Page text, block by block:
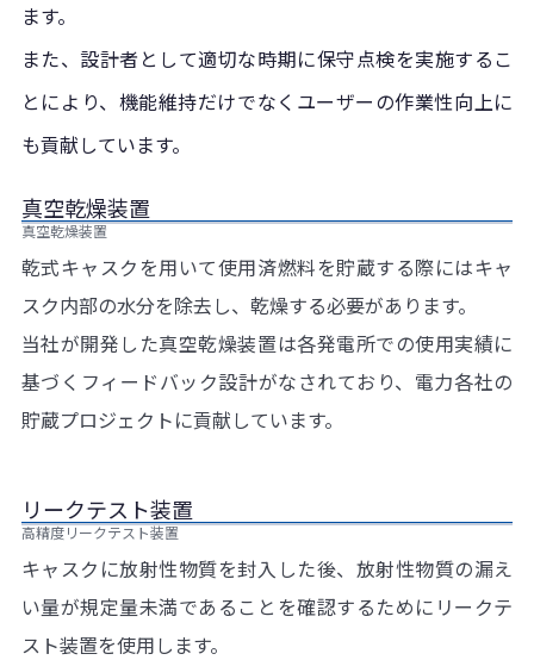
ます。
また、設計者として適切な時期に保守点検を実施するこ
とにより、機能維持だけでなくユーザーの作業性向上に
も貢献しています。
真空乾燥装置
真空乾燥装置
乾式キャスクを用いて使用済燃料を貯蔵する際にはキャ
スク内部の水分を除去し、乾燥する必要があります。
当社が開発した真空乾燥装置は各発電所での使用実績に
基づくフィードバック設計がなされており、電力各社の
貯蔵プロジェクトに貢献しています。
リークテスト装置
高精度リークテスト装置
キャスクに放射性物質を封入した後、放射性物質の漏え
い量が規定量未満であることを確認するためにリークテ
スト装置を使用します。